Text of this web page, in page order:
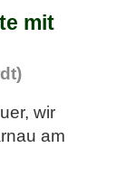
mit
wir
am